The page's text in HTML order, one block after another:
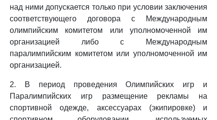
над ними допускается только при условии заключения
соответствующего договора с Международным
олимпийским комитетом или уполномоченной им
организацией либо с Международным
паралимпийским комитетом или уполномоченной им
организацией.
2. В период проведения Олимпийских игр и
Паралимпийских игр размещение рекламы на
спортивной одежде, аксессуарах (экипировке) и